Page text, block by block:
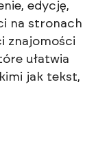
edycję,
na stronach
znajomości
ułatwia
jak tekst,